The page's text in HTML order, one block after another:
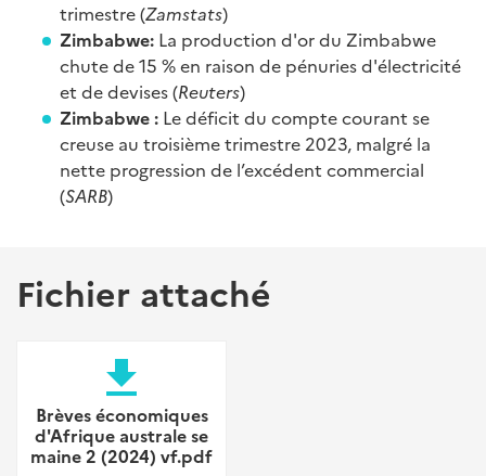
trimestre (Zamstats)
Zimbabwe: La production d'or du Zimbabwe
chute de 15 % en raison de pénuries d'électricité
et de devises (Reuters)
Zimbabwe : Le déficit du compte courant se
creuse au troisième trimestre 2023, malgré la
nette progression de l’excédent commercial
(SARB)
Fichier attaché
file_download
Brèves économiques
d'Afrique australe se
maine 2 (2024) vf.pdf